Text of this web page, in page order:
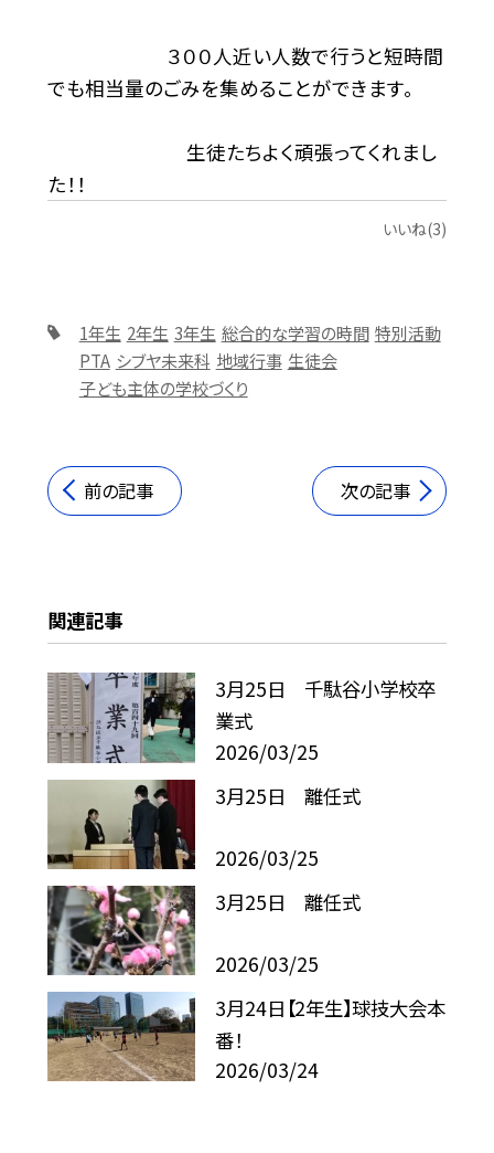
３００人近い人数で行うと短時間
でも相当量のごみを集めることができます。
生徒たちよく頑張ってくれまし
た！！
いいね(3)
1年生 2年生 3年生 総合的な学習の時間 特別活動
PTA シブヤ未来科 地域行事 生徒会
子ども主体の学校づくり
前の記事 次の記事
関連記事
3月25日 千駄谷小学校卒
業式
2026/03/25
3月25日 離任式
2026/03/25
3月25日 離任式
2026/03/25
3月24日【2年生】球技大会本
番！
2026/03/24